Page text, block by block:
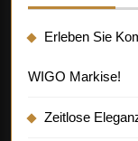
Erleben Sie
WIGO Markise!
Zeitlose